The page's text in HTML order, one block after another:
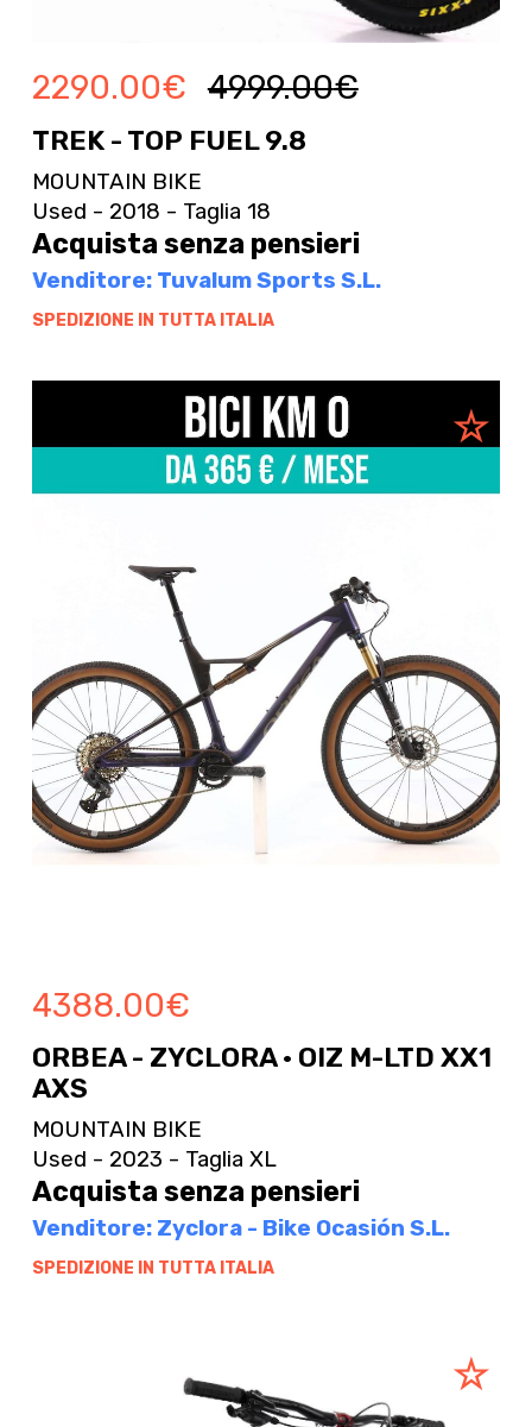
2290.00€ 4999.00€
TREK - TOP FUEL 9.8
MOUNTAIN BIKE
Used - 2018 - Taglia 18
Acquista senza pensieri
Venditore: Tuvalum Sports S.L.
SPEDIZIONE IN TUTTA ITALIA
4388.00€
ORBEA - ZYCLORA · OIZ M-LTD XX1
AXS
MOUNTAIN BIKE
Used - 2023 - Taglia XL
Acquista senza pensieri
Venditore: Zyclora - Bike Ocasión S.L.
SPEDIZIONE IN TUTTA ITALIA